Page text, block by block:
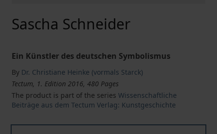
Sascha Schneider
Ein Künstler des deutschen Symbolismus
By Dr. Christiane Heinke (vormals Starck)
Tectum, 1. Edition 2016, 480 Pages
The product is part of the series Wissenschaftliche
Beiträge aus dem Tectum Verlag: Kunstgeschichte